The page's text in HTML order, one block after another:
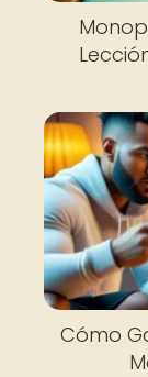
Cómo